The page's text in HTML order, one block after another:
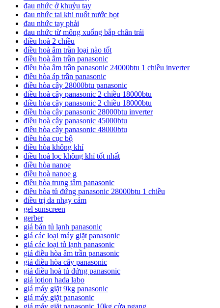
đau nhức ở khuỷu tay
đau nhức tai khi nuốt nước bọt
đau nhức tay phải
đau nhức từ mông xuống bắp chân trái
điều hoà 2 chiều
điều hoà âm trần loại nào tốt
điều hoà âm trần panasonic
điều hòa âm trần panasonic 24000btu 1 chiều inverter
điều hòa áp trần panasonic
điều hòa cây 28000btu panasonic
điều hoà cây panasonic 2 chiều 18000btu
điều hòa cây panasonic 2 chiều 18000btu
điều hòa cây panasonic 28000btu inverter
điều hoà cây panasonic 45000btu
điều hòa cây panasonic 48000btu
điều hòa cục bộ
điều hòa không khí
điều hoà lọc không khí tốt nhất
điều hòa nanoe
điều hoà nanoe g
điều hòa trung tâm panasonic
điều hòa tủ đứng panasonic 28000btu 1 chiều
điều trị da nhạy cảm
gel sunscreen
gerber
giá bán tủ lạnh panasonic
giá các loại máy giặt panasonic
giá các loại tủ lạnh panasonic
giá điều hòa âm trần panasonic
giá điều hòa cây panasonic
giá điều hoà tủ đứng panasonic
giá lotion hada labo
giá máy giặt 9kg panasonic
giá máy giặt panasonic